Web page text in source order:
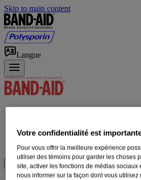
Skip to main content
Langue
SOINS DES PLAIES À DOMICILE
Notre Histoire
OÙ ACHETER
Votre confidentialité est
Pour vous offrir la meilleure expérience
utiliser des témoins pour garder les choses
site, activer les fonctions de médias sociaux
nous informer sur la façon dont vous utilisez